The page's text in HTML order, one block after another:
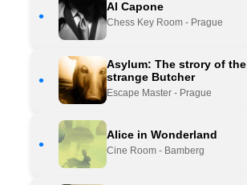
•
Al Capone
Chess Key Room - Prague
•
Asylum: The strory of the
strange Butcher
Escape Master - Prague
•
Alice in Wonderland
Cine Room - Bamberg